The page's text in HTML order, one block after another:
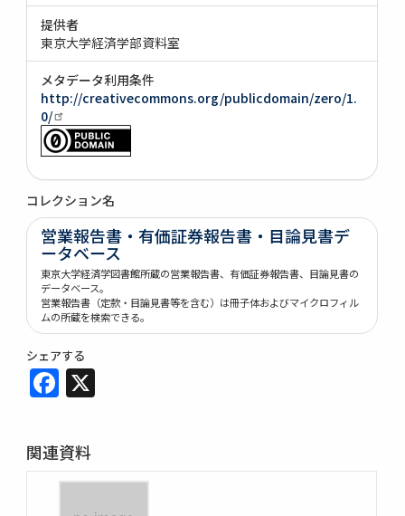
提供者
東京大学経済学部資料室
メタデータ利用条件
http://creativecommons.org/publicdomain/zero/1.
0/
コレクション名
営業報告書・有価証券報告書・目論見書デ
ータベース
東京大学経済学図書館所蔵の営業報告書、有価証券報告書、目論見書の
データベース。
営業報告書（定款・目論見書等を含む）は冊子体およびマイクロフィル
ムの所蔵を検索できる。
シェアする
Facebook
関連資料